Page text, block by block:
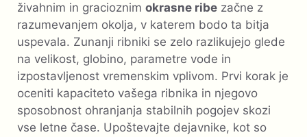
živahnim in gracioznim okrasne ribe začne z
razumevanjem okolja, v katerem bodo ta bitja
uspevala. Zunanji ribniki se zelo razlikujejo glede
na velikost, globino, parametre vode in
izpostavljenost vremenskim vplivom. Prvi korak je
oceniti kapaciteto vašega ribnika in njegovo
sposobnost ohranjanja stabilnih pogojev skozi
vse letne čase. Upoštevajte dejavnike, kot so